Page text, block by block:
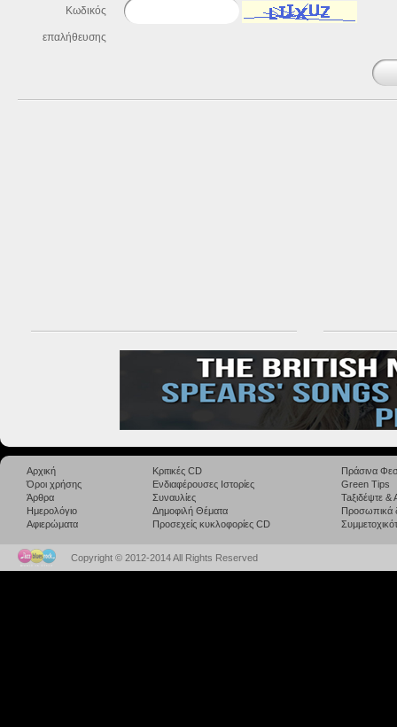
Κωδικός
επαλήθευσης
Αρχική
Όροι χρήσης
Άρθρα
Ημερολόγιο
Αφιερώματα
Κριτικές CD
Ενδιαφέρουσες Ιστορίες
Συναυλίες
Δημοφιλή Θέματα
Προσεχείς κυκλοφορίες CD
Πράσινα
Green Tips
Taξιδέψτε
Προσωπικά
Copyright © 2012-2014 All Rights Reserved